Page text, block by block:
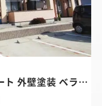
春日井市 出川町 Sアパート 外壁塗装 ベランダ防水リフォーム